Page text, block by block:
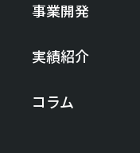
事業開発
実績紹介
コラム